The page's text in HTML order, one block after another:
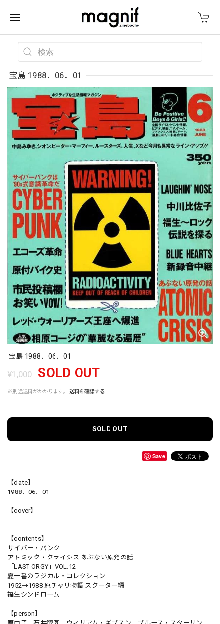
宝島 1988．06．01
宝島 1988．06．01
¥1,000 SOLD OUT
※別途送料がかかります。 送料を確認する
SOLD OUT
Save
【date】
1988．06．01
【cover】
【contents】
サイバー・パンク
アトミック・クライシス あぶない原発の話
「LAST ORGY」VOL.12
夏一番のラジカル・コレクション
1952→1988 原チャリ物語 スクーター編
福生シンドローム
【person】